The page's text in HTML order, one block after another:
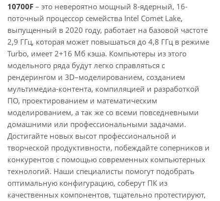
10700F – это невероятно мощный 8-ядерный, 16-
поточный процессор семейства Intel Comet Lake,
выпущенный в 2020 году, работает на базовой частоте
2,9 ГГц, которая может повышаться до 4,8 ГГц в режиме
Turbo, имеет 2+16 Мб кэша. Компьютеры из этого
модельного ряда будут легко справляться с
рендерингом и 3D–моделированием, созданием
мультимедиа-контента, компиляцией и разработкой
ПО, проектированием и математическим
моделированием, а так же со всеми повседневными
домашними или профессиональными задачами.
Достигайте новых высот профессиональной и
творческой продуктивности, побеждайте соперников и
конкурентов с помощью современных компьютерных
технологий. Наши специалисты помогут подобрать
оптимальную конфигурацию, соберут ПК из
качественных компонентов, тщательно протестируют,